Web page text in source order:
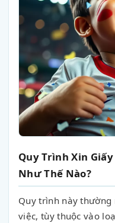
Quy Trình Xin
Như Thế Nào?
Quy trình này
việc, tùy thuộc vào